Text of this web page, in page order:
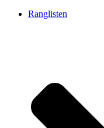
Ranglisten